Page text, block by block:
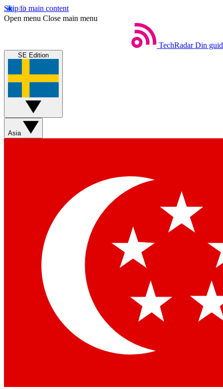
Skip to main content
Open menu Close main menu
TechRadar Din
SE Edition
Asia